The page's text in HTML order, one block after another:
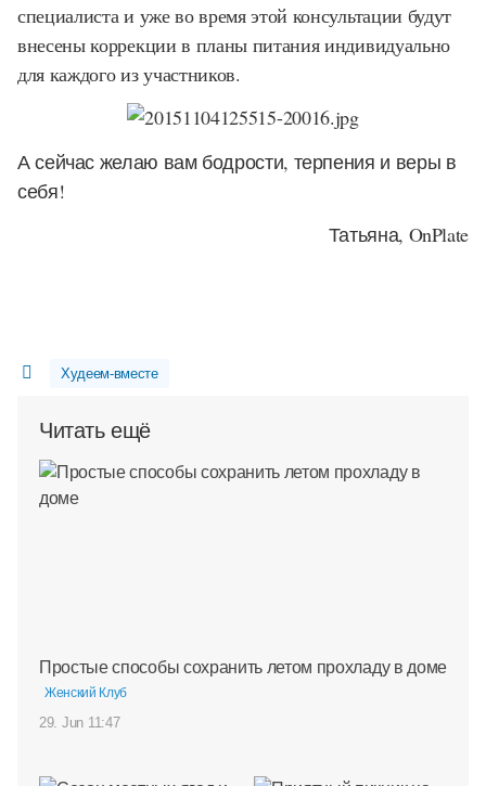
специалиста и уже во время этой консультации будут
внесены коррекции в планы питания индивидуально
для каждого из участников.
А сейчас желаю вам бодрости, терпения и веры в
себя!
Татьяна, OnPlate
Худеем-вместе
Читать ещё
Простые способы сохранить летом прохладу в доме
Женский Клуб
29. Jun 11:47